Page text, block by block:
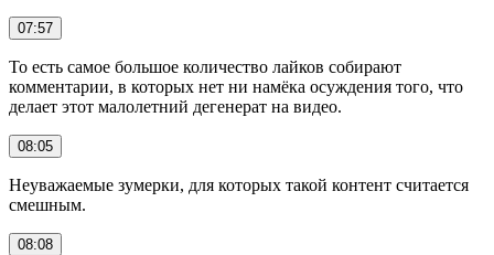
07:57
То есть самое большое количество лайков собирают
комментарии, в которых нет ни намёка осуждения того, что
делает этот малолетний дегенерат на видео.
08:05
Неуважаемые зумерки, для которых такой контент считается
смешным.
08:08